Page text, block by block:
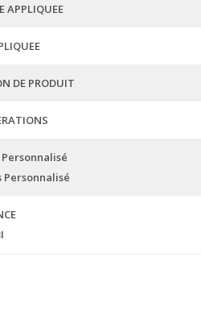
APPLIQUEE
DE PRODUIT
Personnalisé
Personnalisé